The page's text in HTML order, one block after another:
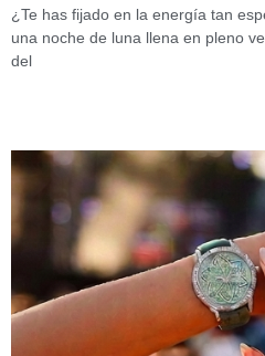
¿Te has fijado en la energía tan
una noche de luna llena en pleno
del